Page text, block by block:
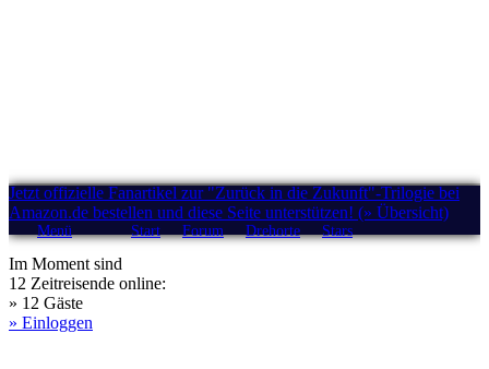
Jetzt offizielle Fanartikel zur "Zurück in die Zukunft"-Trilogie bei
Amazon.de bestellen und diese Seite unterstützen! (» Übersicht)
Menü Start Forum Drehorte Stars
Im Moment sind
12 Zeitreisende online:
» 12 Gäste
» Einloggen